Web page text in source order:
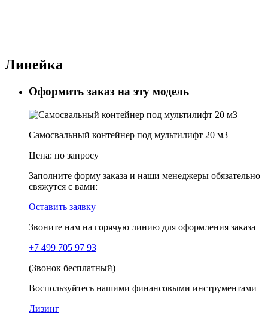
Линейка
Оформить заказ на эту модель
Самосвальный контейнер под мультилифт 20 м3
Цена: по запросу
Заполните форму заказа и наши менеджеры обязательно
свяжутся с вами:
Оставить заявку
Звоните нам на горячую линию для оформления заказа
+7 499 705 97 93
(Звонок бесплатный)
Воспользуйтесь нашими финансовыми инструментами
Лизинг